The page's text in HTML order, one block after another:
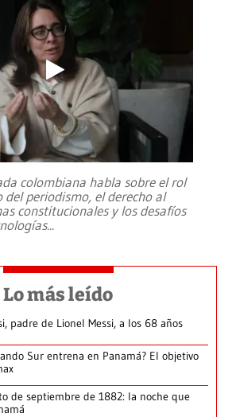
colombiana habla sobre el rol
del periodismo, el derecho al
constitucionales y los desafíos
...
Lo más leído
padre de Lionel Messi, a los 68 años
Sur entrena en Panamá? El objetivo
de septiembre de 1882: la noche que